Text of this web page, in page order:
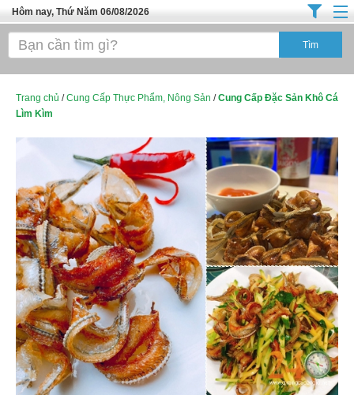
Hôm nay, Thứ Năm 06/08/2026
Trang chủ
Tuyển Sinh Đào Tạo
Đồ Dùng Nội Ngoại Thất
Điện Tử Điện Máy
Làm Đẹp
Thời Trang
Việc Làm
Dịch Vụ
Hàng Tiêu Dùng
Xây Dựng
Tổng Hợp
Trang chủ /Cung Cấp Thực Phẩm, Nông Sản /Cung Cấp Đặc Sản Khô Cá
Lìm Kìm